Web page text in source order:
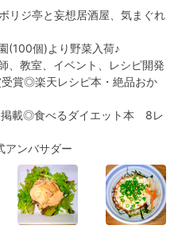
リジ亭と妄想居酒屋、気まぐれ
(100個)より野菜入荷♪
、教室、イベント、レシピ開発
賞◎楽天レシピ本・絶品おか
載◎食べるダイエット本　8レ
アンバサダー